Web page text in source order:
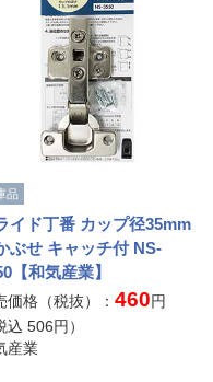
品
イド丁番 カップ径35mm
ぶせ キャッチ付 NS-
【和気産業】
価格（税抜）：460円
込506円）
産業